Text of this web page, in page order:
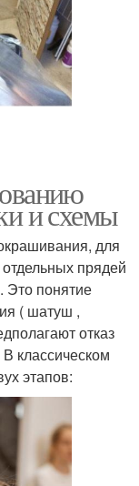
и схемы
для
прядей
Это понятие
( шатуш ,
отказ
классическом
этапов: